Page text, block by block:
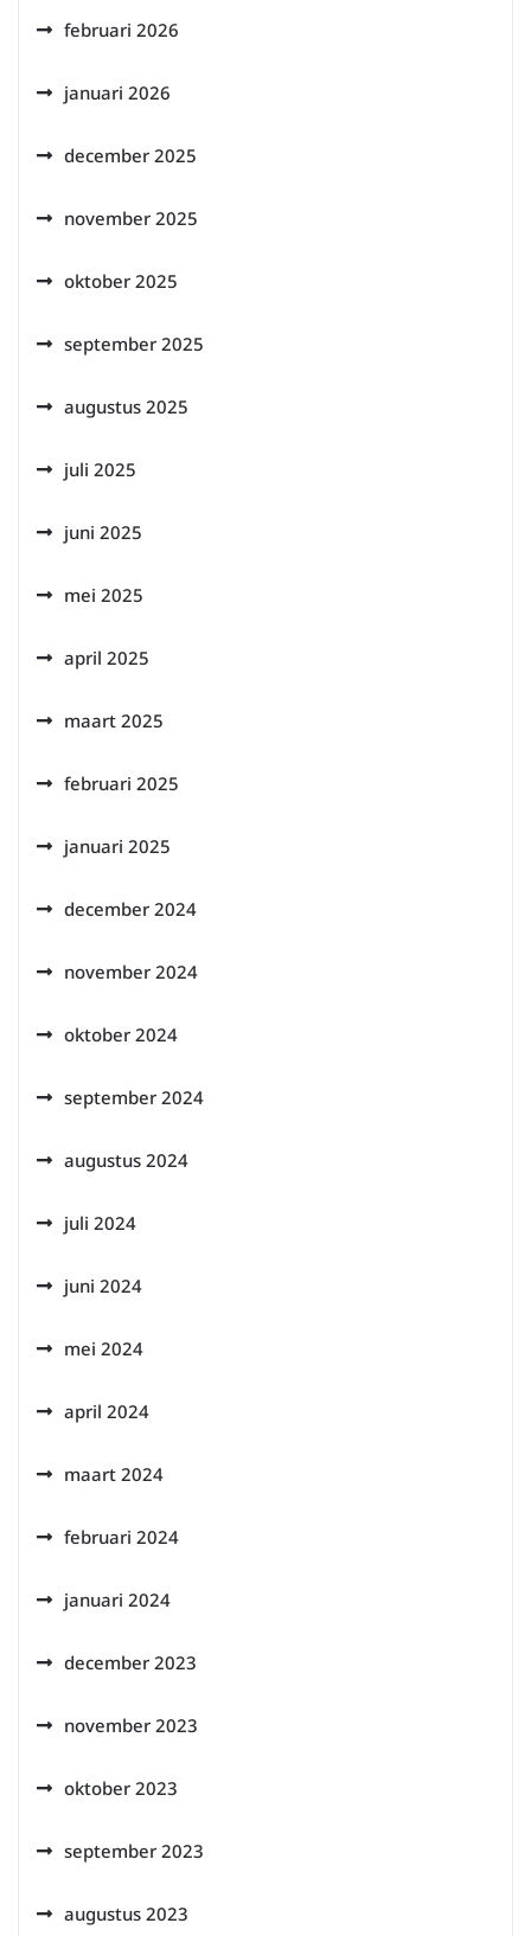
februari 2026
januari 2026
december 2025
november 2025
oktober 2025
september 2025
augustus 2025
juli 2025
juni 2025
mei 2025
april 2025
maart 2025
februari 2025
januari 2025
december 2024
november 2024
oktober 2024
september 2024
augustus 2024
juli 2024
juni 2024
mei 2024
april 2024
maart 2024
februari 2024
januari 2024
december 2023
november 2023
oktober 2023
september 2023
augustus 2023